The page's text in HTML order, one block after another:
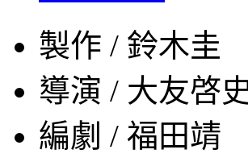
製作 / 鈴木圭
導演 / 大友啓
編劇 / 福田靖